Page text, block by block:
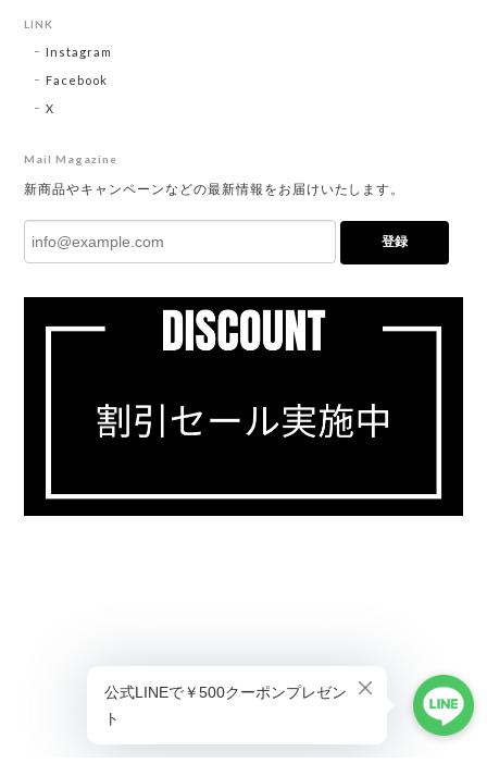
LINK
Instagram
Facebook
X
Mail Magazine
新商品やキャンペーンなどの最新情報をお届けいたします。
登録